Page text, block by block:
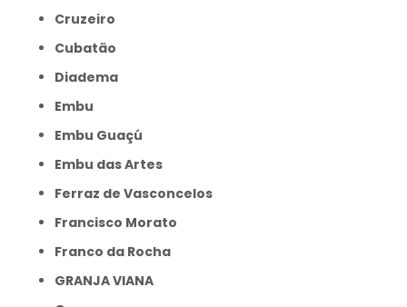
Cruzeiro
Cubatão
Diadema
Embu
Embu Guaçú
Embu das Artes
Ferraz de Vasconcelos
Francisco Morato
Franco da Rocha
GRANJA VIANA